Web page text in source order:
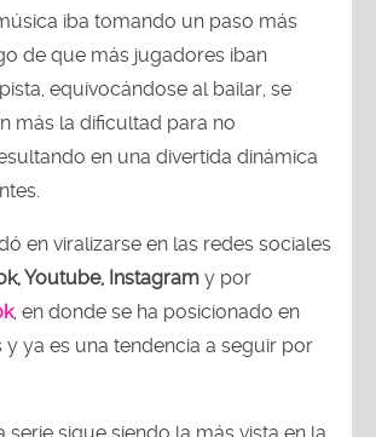
iba tomando un paso más
de que más jugadores iban
equivocándose al bailar, se
más la dificultad para no
en una divertida dinámica
en viralizarse en las redes sociales
Youtube, Instagram y por
, en donde se ha posicionado en
y ya es una tendencia a seguir por